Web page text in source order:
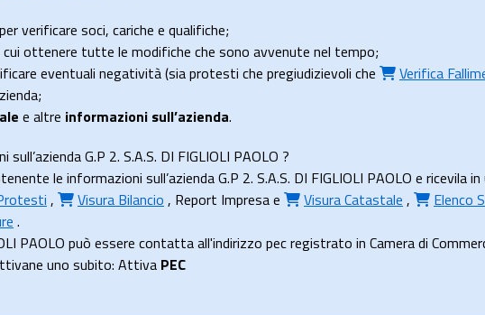
per verificare soci, cariche e qualifiche;
cui ottenere tutte le modifiche che sono avvenute nel tempo;
eventuali negatività (sia protesti che pregiudizievoli che Verifica
e altre informazioni sull’azienda.
G.P 2. S.A.S. DI FIGLIOLI PAOLO ?
le informazioni sull’azienda G.P 2. S.A.S. DI FIGLIOLI PAOLO e ricevila
, Visura Bilancio , Report Impresae Visura Catastale , Elenco
.
PAOLO può essere contatta all'indirizzo pec registrato in Camera di
uno subito: Attiva PEC